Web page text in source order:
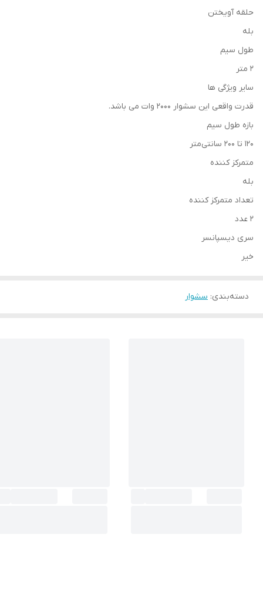
حلقه آویختن
بله
طول سیم
2 متر
سایر ویژگی ها
قدرت واقعی این سشوار 2000 وات می باشد.
بازه طول سیم
120 تا 200 سانتی‌متر
متمرکز کننده
بله
تعداد متمرکز کننده
2 عدد
سری دیسپانسر
خیر
دسته‌بندی: سشوار